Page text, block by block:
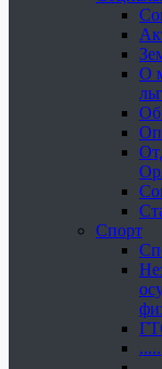
О
Спорт
.....